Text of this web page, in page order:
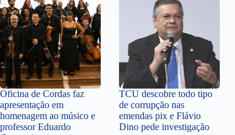
Oficina de Cordas faz
apresentação em
homenagem ao músico e
professor Eduardo
TCU descobre todo tipo
de corrupção nas
emendas pix e Flávio
Dino pede investigação